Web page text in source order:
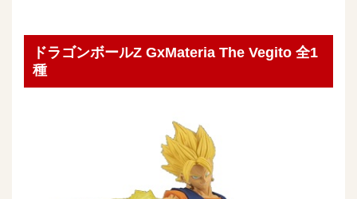
ドラゴンボールZ GxMateria The Vegito 全1
種